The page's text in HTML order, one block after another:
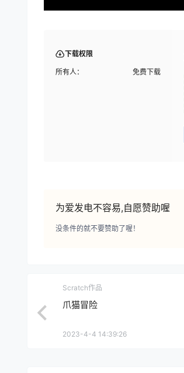
下载权限
所有人： 免费下载
为爱发电不容易,自愿赞助喔
没条件的就不要赞助了喔！
Scratch作品
爪猫冒险
2023-4-4 14:39:26